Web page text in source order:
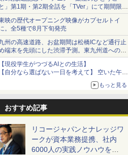
」第1期・第2期全話を「TVer」にて期間限定
順次無料配信開始
映の歴代オープニング映像がカプセルトイ
。全5種で8月下旬発売
州の高速道路、お盆期間は松橋ICなど通行止
端末を先頭にした渋滞予測。東九州道への迂
は料金調整を実施
現役学生がつづるAIとの生活】
自分なら選ばない一日を考えて】 空いた午後
チャッピーに捧げたら、思わぬ絶景に出会っ
もっと見る
おすすめ記事
リコージャパンとナレッジワ
ークが資本業務提携、社内
6000人の実践ノウハウを生